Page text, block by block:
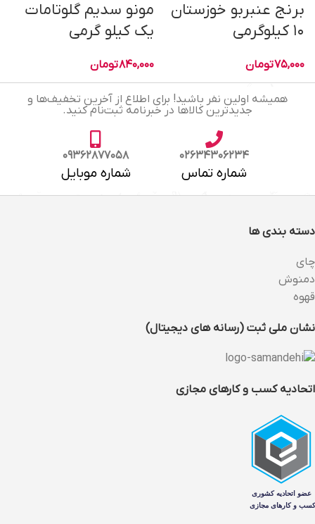
برنج عنبربو خوزستان
۱۰ کیلوگرمی
75,000تومان
مونو سدیم گلوتامات
یک کیلو گرمی
840,000تومان
همیشه اولین نفر باشید! برای اطلاع از آخرین تخفیف‌ها و
جدیدترین کالاها در خبرنامه ثبت‌نام کنید.
02634306234
شماره تماس
09362877058
شماره موبایل
دسته بندی ها
چای
دمنوش
قهوه
نشان ملی ثبت (رسانه های دیجیتال)
اتحادیه کسب و کارهای مجازی